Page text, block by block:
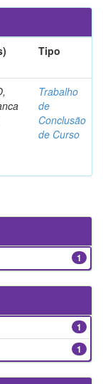
Tipo
Trabalho
de
Conclusão
de Curso
1
1
1